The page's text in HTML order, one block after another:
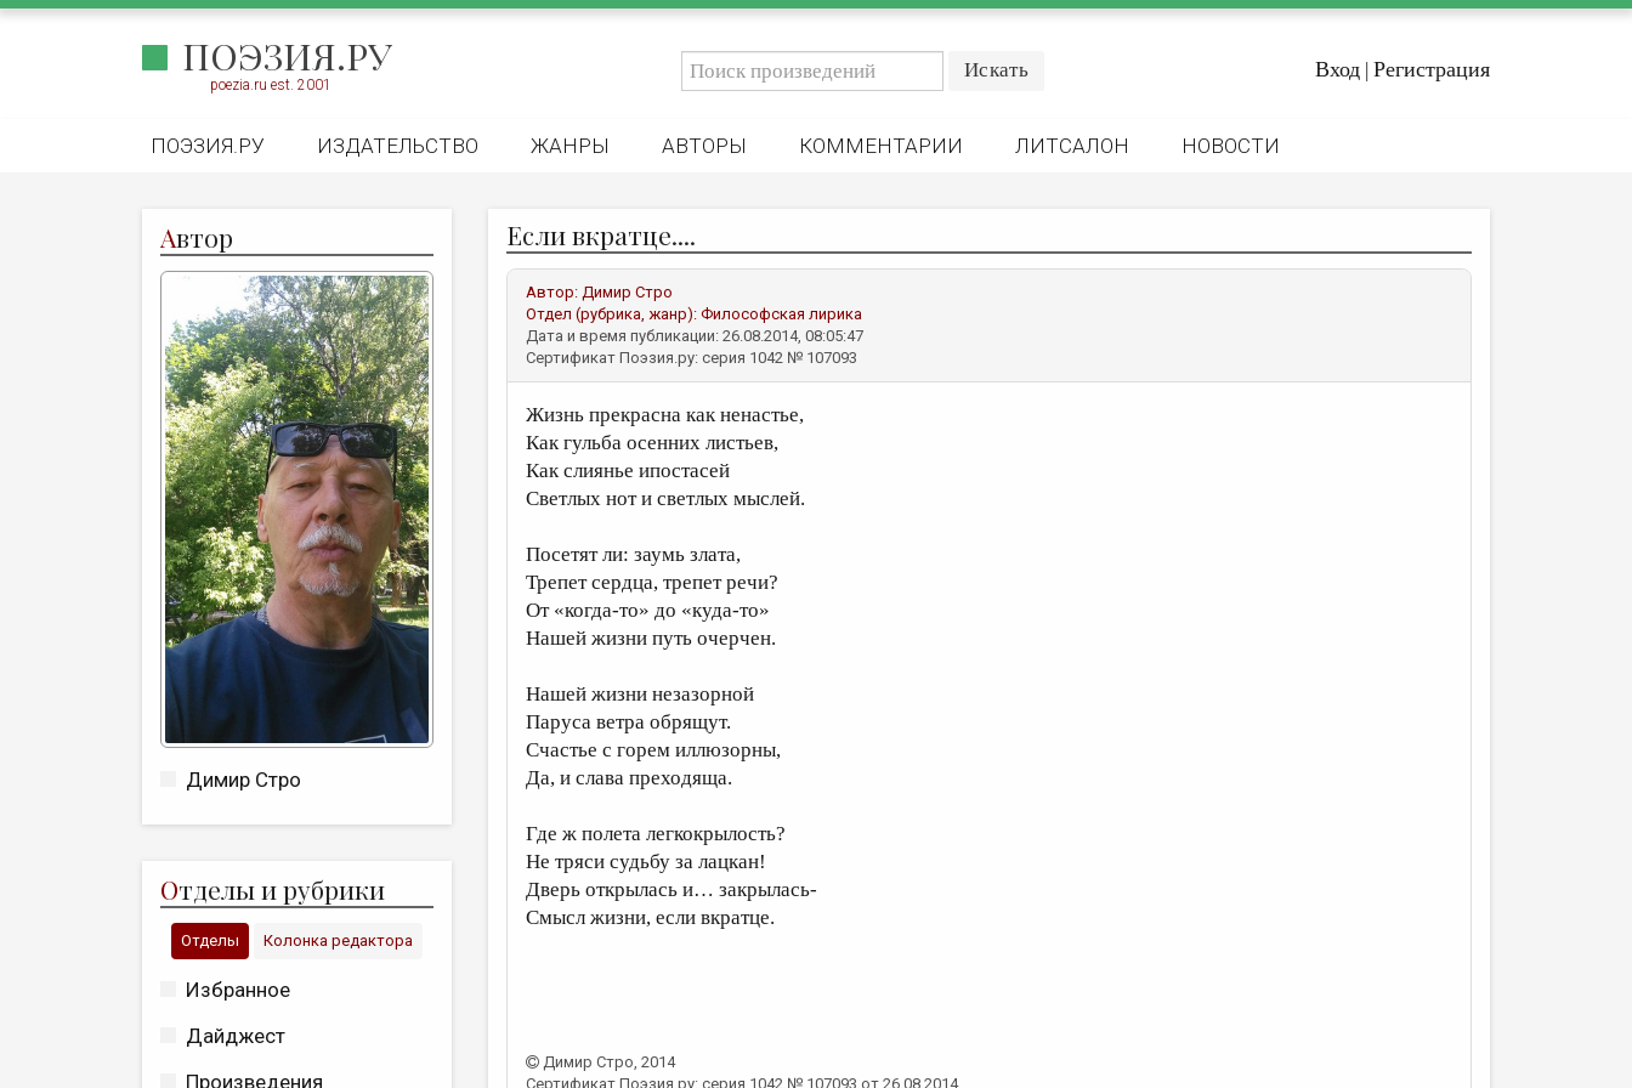
ПОЭЗИЯ.РУ
poezia.ru est. 2001
Вход | Регистрация
ПОЭЗИЯ.РУ ИЗДАТЕЛЬСТВО ЖАНРЫ АВТОРЫ КОММЕНТАРИИ ЛИТСАЛОН НОВОСТИ
Автор
Димир Стро
Отделы и рубрики
Отделы Колонка редактора
Избранное
Дайджест
Произведения
Если вкратце....
Автор: Димир Стро
Отдел (рубрика, жанр): Философская лирика
Дата и время публикации: 26.08.2014, 08:05:47
Сертификат Поэзия.ру: серия 1042 № 107093
Жизнь прекрасна как ненастье,
Как гульба осенних листьев,
Как слиянье ипостасей
Светлых нот и светлых мыслей.
Посетят ли: заумь злата,
Трепет сердца, трепет речи?
От «когда-то» до «куда-то»
Нашей жизни путь очерчен.
Нашей жизни незазорной
Паруса ветра обрящут.
Счастье с горем иллюзорны,
Да, и слава преходяща.
Где ж полета легкокрылость?
Не тряси судьбу за лацкан!
Дверь открылась и… закрылась-
Смысл жизни, если вкратце.
Димир Стро, 2014
Сертификат Поэзия.ру: серия 1042 № 107093 от 26.08.2014